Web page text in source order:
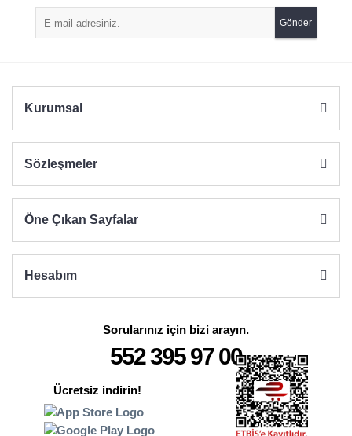
Ürün açıklamasında eksik bilgiler bulunuyor.
Ürün bilgilerinde hatalar bulunuyor.
Gönder
Kurumsal
Sözleşmeler
Öne Çıkan Sayfalar
Hesabım
Sorularınız için bizi arayın.
552 395 97 00
Ücretsiz indirin!